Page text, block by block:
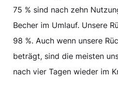
75 % sind nach zehn
Becher im Umlauf. Unsere
98 %. Auch wenn unsere
beträgt, sind die meisten
nach vier Tagen wieder im